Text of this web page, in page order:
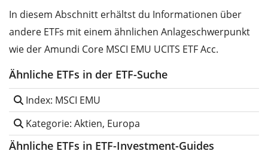
In diesem Abschnitt erhältst du Informationen über
andere ETFs mit einem ähnlichen Anlageschwerpunkt
wie der Amundi Core MSCI EMU UCITS ETF Acc.
Ähnliche ETFs in der ETF-Suche
Index: MSCI EMU
Kategorie: Aktien, Europa
Ähnliche ETFs in ETF-Investment-Guides